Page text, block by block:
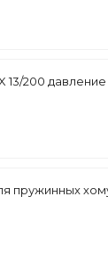
200
пружинных